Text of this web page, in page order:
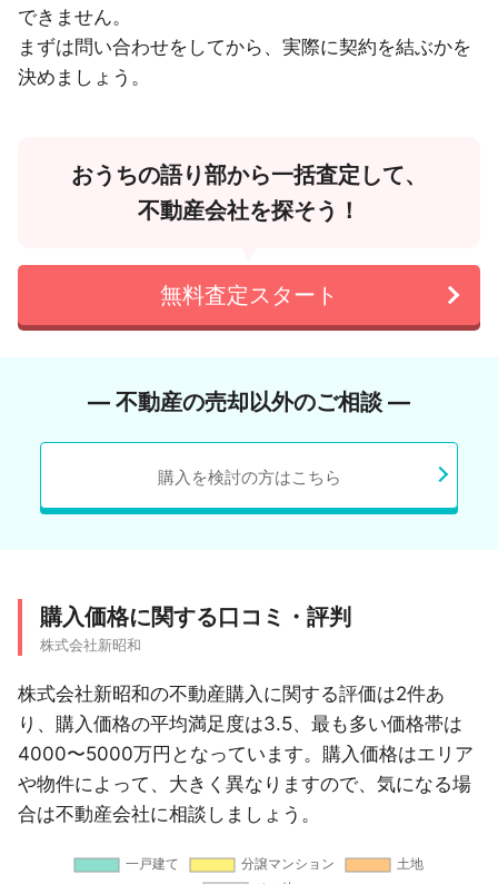
できません。
まずは問い合わせをしてから、実際に契約を結ぶかを
決めましょう。
おうちの語り部から一括査定して、
不動産会社を探そう！
無料査定スタート
― 不動産の売却以外のご相談 ―
購入を検討の方はこちら
購入価格に関する口コミ・評判
株式会社新昭和
株式会社新昭和の不動産購入に関する評価は2件あ
り、購入価格の平均満足度は3.5、最も多い価格帯は
4000〜5000万円となっています。購入価格はエリア
や物件によって、大きく異なりますので、気になる場
合は不動産会社に相談しましょう。